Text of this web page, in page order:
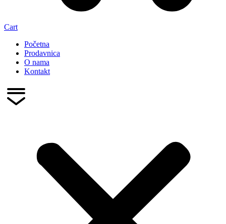
Cart
Početna
Prodavnica
O nama
Kontakt